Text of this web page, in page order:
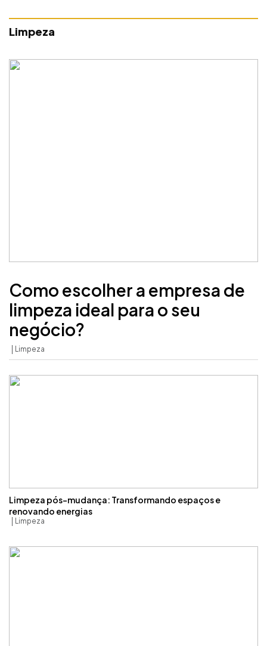
Limpeza
Como escolher a empresa de
limpeza ideal para o seu
negócio?
Limpeza
Limpeza pós-mudança: Transformando espaços e
renovando energias
Limpeza